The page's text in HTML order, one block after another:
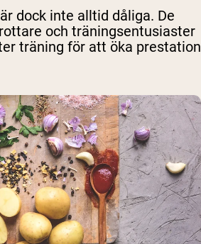
dock inte alltid dåliga. De
och träningsentusiaster
träning för att öka prestation